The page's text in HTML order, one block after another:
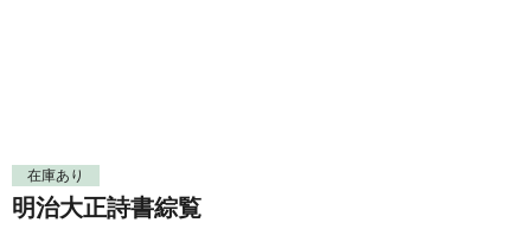
単行本◆日本語史
古書目録
在庫あり
明治大正詩書綜覧